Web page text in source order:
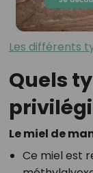
Les différents
Quels
Le miel de
Ce miel est